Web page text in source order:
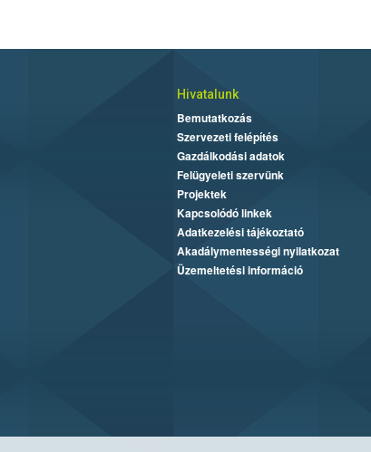
Hivatalunk
Bemutatkozás
Szervezeti felépítés
Gazdálkodási adatok
Felügyeleti szervünk
Projektek
Kapcsolódó linkek
Adatkezelési tájékoztató
Akadálymentességi nyilatkozat
Üzemeltetési információ